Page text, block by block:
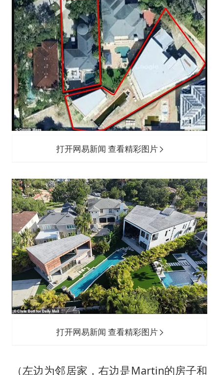
打开网易新闻 查看精彩图片
打开网易新闻 查看精彩图片
（左边为邻居家，右边是Martin的房子和